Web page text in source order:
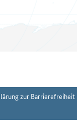
zur Barrierefreiheit